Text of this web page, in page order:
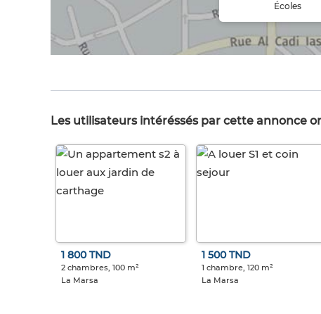
Écoles
Les utilisateurs intéréssés par cette annonce
1 800 TND
2 chambres, 100 m²
La Marsa
1 500 TND
1 chambre, 120 m²
La Marsa